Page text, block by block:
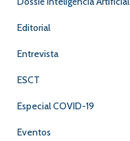
Editorial
Entrevista
ESCT
Especial COVID-19
Eventos